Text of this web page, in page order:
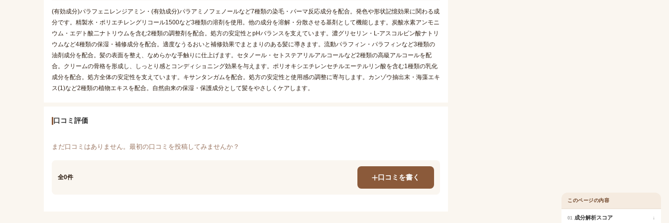
(有効成分)パラフェニレンジアミン・(有効成分)パラアミノフェノールなど7種類の染毛・パーマ反応成分を配合。発色や形状記憶効果に関わる成
分です。精製水・ポリエチレングリコール1500など3種類の溶剤を使用。他の成分を溶解・分散させる基剤として機能します。炭酸水素アンモニ
ウム・エデト酸二ナトリウムを含む2種類の調整剤を配合。処方の安定性とpHバランスを支えています。濃グリセリン・L-アスコルビン酸ナトリ
ウムなど4種類の保湿・補修成分を配合。適度なうるおいと補修効果でまとまりのある髪に導きます。流動パラフィン・パラフィンなど3種類の
油剤成分を配合。髪の表面を整え、なめらかな手触りに仕上げます。セタノール・セトステアリルアルコールなど2種類の高級アルコールを配
合。クリームの骨格を形成し、しっとり感とコンディショニング効果を与えます。ポリオキシエチレンセチルエーテルリン酸を含む1種類の乳化
成分を配合。処方全体の安定性を支えています。キサンタンガムを配合。処方の安定性と使用感の調整に寄与します。カンゾウ抽出末・海藻エキ
ス(1)など2種類の植物エキスを配合。自然由来の保湿・保護成分として髪をやさしくケアします。
口コミ評価
まだ口コミはありません。最初の口コミを投稿してみませんか？
全0件 口コミを書く
このページの内容
01 成分解析スコア ↓